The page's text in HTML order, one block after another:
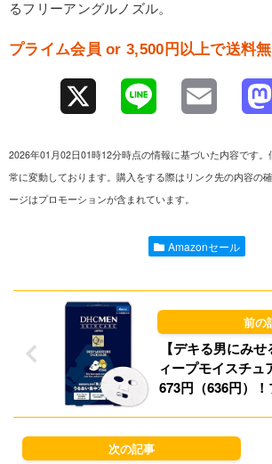
るフリーアングルノズル。
プライム会員 or 3,500円以上で送料無
e
l
2026年01月02日01時12分時点の情報に基づいた内容です
常に変動しております。購入をする際はリンク先の内容の
ージはプロモーションが含まれています。
Amazonセール
【デキる男にみ
ィープモイスチュ
673円（636円）